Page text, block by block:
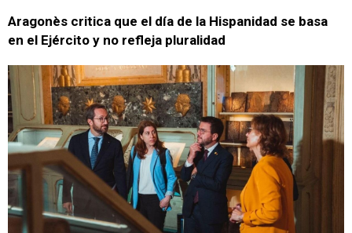
Aragonès critica que el día de la Hispanidad se basa
en el Ejército y no refleja pluralidad